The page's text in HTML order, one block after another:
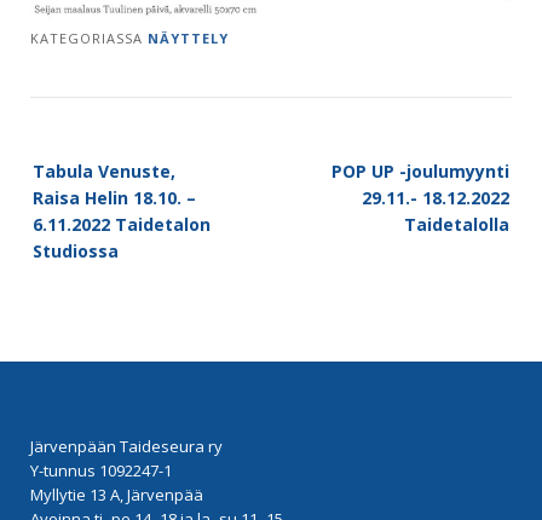
KATEGORIASSA NÄYTTELY
navigation
Tabula Venuste,
Raisa Helin 18.10. –
6.11.2022 Taidetalon
Studiossa
POP UP -joulumyynti
29.11.- 18.12.2022
Taidetalolla
Järvenpään Taideseura ry
Y-tunnus 1092247-1
Myllytie 13 A, Järvenpää